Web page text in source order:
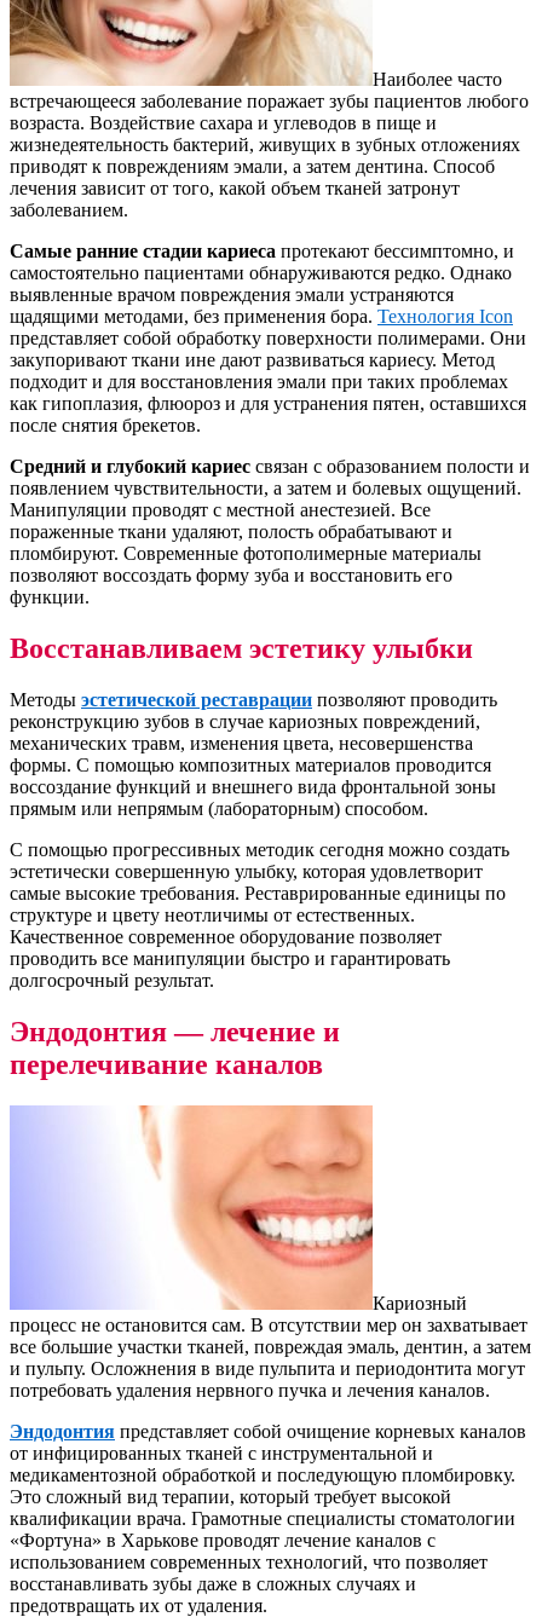
Наиболее часто
встречающееся заболевание поражает зубы пациентов любого
возраста. Воздействие сахара и углеводов в пище и
жизнедеятельность бактерий, живущих в зубных отложениях
приводят к повреждениям эмали, а затем дентина. Способ
лечения зависит от того, какой объем тканей затронут
заболеванием.
Самые ранние стадии кариеса протекают бессимптомно, и
самостоятельно пациентами обнаруживаются редко. Однако
выявленные врачом повреждения эмали устраняются
щадящими методами, без применения бора. Технология Icon
представляет собой обработку поверхности полимерами. Они
закупоривают ткани ине дают развиваться кариесу. Метод
подходит и для восстановления эмали при таких проблемах
как гипоплазия, флюороз и для устранения пятен, оставшихся
после снятия брекетов.
Средний и глубокий кариес связан с образованием полости и
появлением чувствительности, а затем и болевых ощущений.
Манипуляции проводят с местной анестезией. Все
пораженные ткани удаляют, полость обрабатывают и
пломбируют. Современные фотополимерные материалы
позволяют воссоздать форму зуба и восстановить его
функции.
Восстанавливаем эстетику улыбки
Методы эстетической реставрации позволяют проводить
реконструкцию зубов в случае кариозных повреждений,
механических травм, изменения цвета, несовершенства
формы. С помощью композитных материалов проводится
воссоздание функций и внешнего вида фронтальной зоны
прямым или непрямым (лабораторным) способом.
С помощью прогрессивных методик сегодня можно создать
эстетически совершенную улыбку, которая удовлетворит
самые высокие требования. Реставрированные единицы по
структуре и цвету неотличимы от естественных.
Качественное современное оборудование позволяет
проводить все манипуляции быстро и гарантировать
долгосрочный результат.
Эндодонтия — лечение и
перелечивание каналов
Кариозный
процесс не остановится сам. В отсутствии мер он захватывает
все большие участки тканей, повреждая эмаль, дентин, а затем
и пульпу. Осложнения в виде пульпита и периодонтита могут
потребовать удаления нервного пучка и лечения каналов.
Эндодонтия представляет собой очищение корневых каналов
от инфицированных тканей с инструментальной и
медикаментозной обработкой и последующую пломбировку.
Это сложный вид терапии, который требует высокой
квалификации врача. Грамотные специалисты стоматологии
«Фортуна» в Харькове проводят лечение каналов с
использованием современных технологий, что позволяет
восстанавливать зубы даже в сложных случаях и
предотвращать их от удаления.